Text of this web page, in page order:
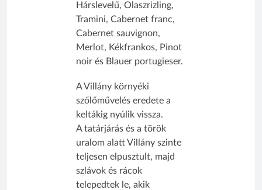
Hárslevelű, Olaszrizling,
Tramini, Cabernet franc,
Cabernet sauvignon,
Merlot, Kékfrankos, Pinot
noir és Blauer portugieser.
A Villány környéki
szőlőművelés eredete a
keltákig nyúlik vissza.
A tatárjárás és a török
uralom alatt Villány szinte
teljesen elpusztult, majd
szlávok és rácok
telepedtek le, akik